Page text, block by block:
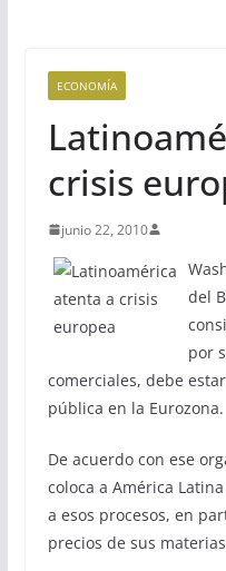
ECONOMÍA
crisis
junio 22, 2010
del
por
comerciales, debe
pública en la Eurozona.
De acuerdo con ese
coloca a América
a esos procesos, en
precios de sus